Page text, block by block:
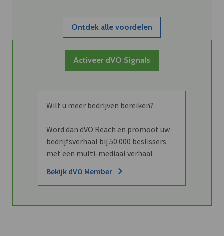
Ontdek alle voordelen
Activeer dVO Signals
Wilt u meer bedrijven bereiken?
Word dan dVO Reach en promoot uw
bedrijfsverhaal bij 50.000 beslissers
met een multi-mediaal verhaal
Bekijk dVO Member